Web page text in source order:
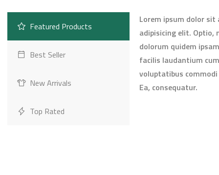
Featured Products
Best Seller
New Arrivals
Top Rated
Lorem ipsum dolor
adipisicing elit. Optio,
dolorum quidem
facilis laudantium
voluptatibus
Ea, consequatur.